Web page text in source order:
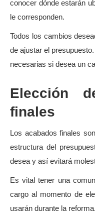
conocer dónde estarán
le corresponden.
Todos los cambios
de ajustar el
necesarias si desea un
Elección
finales
Los acabados finales
estructura del
desea y así evitará
Es vital tener una
cargo al momento de
usarán durante la reforma.